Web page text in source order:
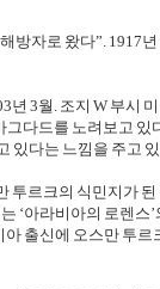
방자로 왔다”. 1917
년 3월. 조지 W 부시
그다드를 노려보고
있다는 느낌을 주고
투르크의 식민지가
‘아라비아의 로렌스
출신에 오스만 투